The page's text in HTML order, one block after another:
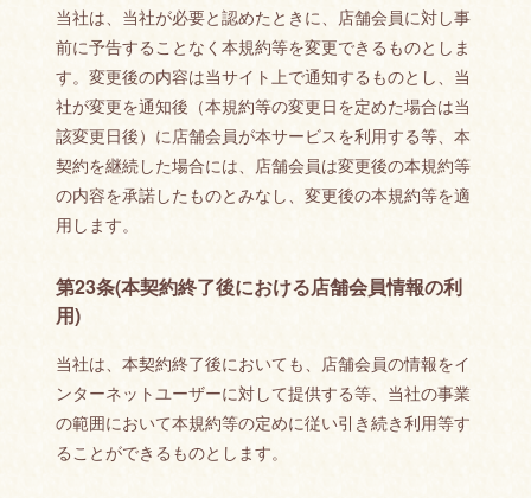
当社は、当社が必要と認めたときに、店舗会員に対し事
前に予告することなく本規約等を変更できるものとしま
す。変更後の内容は当サイト上で通知するものとし、当
社が変更を通知後（本規約等の変更日を定めた場合は当
該変更日後）に店舗会員が本サービスを利用する等、本
契約を継続した場合には、店舗会員は変更後の本規約等
の内容を承諾したものとみなし、変更後の本規約等を適
用します。
第23条(本契約終了後における店舗会員情報の利
用)
当社は、本契約終了後においても、店舗会員の情報をイ
ンターネットユーザーに対して提供する等、当社の事業
の範囲において本規約等の定めに従い引き続き利用等す
ることができるものとします。